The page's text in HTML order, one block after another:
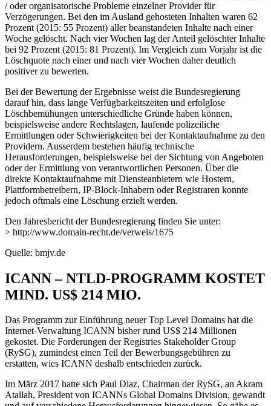
/ oder organisatorische Probleme einzelner Provider für
Verzögerungen. Bei den im Ausland gehosteten Inhalten waren 62
Prozent (2015: 55 Prozent) aller beanstandeten Inhalte nach einer
Woche gelöscht. Nach vier Wochen lag der Anteil gelöschter Inhalte
bei 92 Prozent (2015: 81 Prozent). Im Vergleich zum Vorjahr ist die
Löschquote nach einer und nach vier Wochen daher deutlich
positiver zu bewerten.
Bei der Bewertung der Ergebnisse weist die Bundesregierung
darauf hin, dass lange Verfügbarkeitszeiten und erfolglose
Löschbemühungen unterschiedliche Gründe haben können,
beispielsweise andere Rechtslagen, laufende polizeiliche
Ermittlungen oder Schwierigkeiten bei der Kontaktaufnahme zu den
Providern. Ausserdem bestehen häufig technische
Herausforderungen, beispielsweise bei der Sichtung von Angeboten
oder der Ermittlung von verantwortlichen Personen. Über die
direkte Kontaktaufnahme mit Diensteanbietern wie Hostern,
Plattformbetreibern, IP-Block-Inhabern oder Registraren konnte
jedoch oftmals eine Löschung erzielt werden.
Den Jahresbericht der Bundesregierung finden Sie unter:
> http://www.domain-recht.de/verweis/1675
Quelle: bmjv.de
ICANN – NTLD-PROGRAMM KOSTET
MIND. US$ 214 MIO.
Das Programm zur Einführung neuer Top Level Domains hat die
Internet-Verwaltung ICANN bisher rund US$ 214 Millionen
gekostet. Die Forderungen der Registries Stakeholder Group
(RySG), zumindest einen Teil der Bewerbungsgebühren zu
erstatten, wies ICANN deshalb entschieden zurück.
Im März 2017 hatte sich Paul Diaz, Chairman der RySG, an Akram
Atallah, President von ICANNs Global Domains Division, gewandt